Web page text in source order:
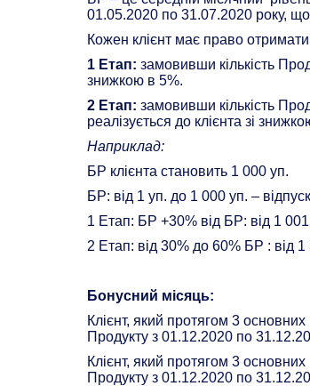
01.05.2020 по 31.07.2020 року,
Кожен клієнт має право
1 Етап: замовивши кількість
знижкою в 5%.
2 Етап: замовивши кількість
реалізується до клієнта зі
Наприклад:
БР клієнта становить 1 000 уп.
БР: від 1 уп. до 1 000 уп. –
1 Етап: БР +30% від БР: від 1
2 Етап: від 30% до 60% БР : від
Бонусний місяць:
Клієнт, який протягом 3
Продукту з 01.12.2020 по
Клієнт, який протягом 3
Продукту з 01.12.2020 по